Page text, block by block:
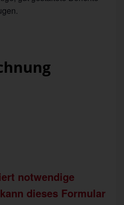
notwendige
dieses Formular